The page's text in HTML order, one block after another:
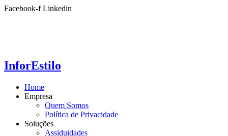
Ir
Facebook-f Linkedin
InforEstilo
Home
Empresa
Quem Somos
Política de Privacidade
Soluções
Assiduidades